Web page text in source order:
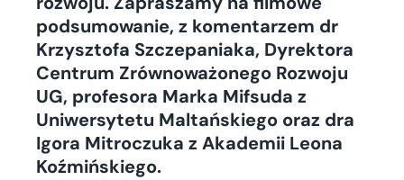
podsumowanie, z komentarzem dr
Krzysztofa Szczepaniaka, Dyrektora
Centrum Zrównoważonego Rozwoju
UG, profesora Marka Mifsuda z
Uniwersytetu Maltańskiego oraz dra
Igora Mitroczuka z Akademii Leona
Koźmińskiego.